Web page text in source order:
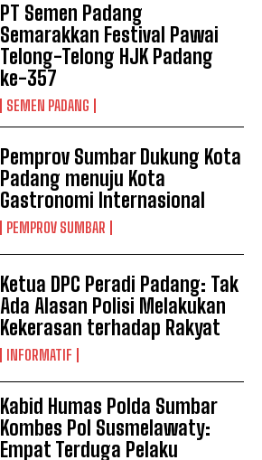
PT Semen Padang
Semarakkan Festival Pawai
Telong-Telong HJK Padang
ke-357
SEMEN PADANG
Pemprov Sumbar Dukung Kota
Padang menuju Kota
Gastronomi Internasional
PEMPROV SUMBAR
Ketua DPC Peradi Padang: Tak
Ada Alasan Polisi Melakukan
Kekerasan terhadap Rakyat
INFORMATIF
Kabid Humas Polda Sumbar
Kombes Pol Susmelawaty:
Empat Terduga Pelaku